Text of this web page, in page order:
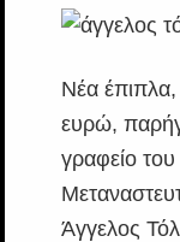
Νέα
ευρώ,
γραφείο
Άγγελος